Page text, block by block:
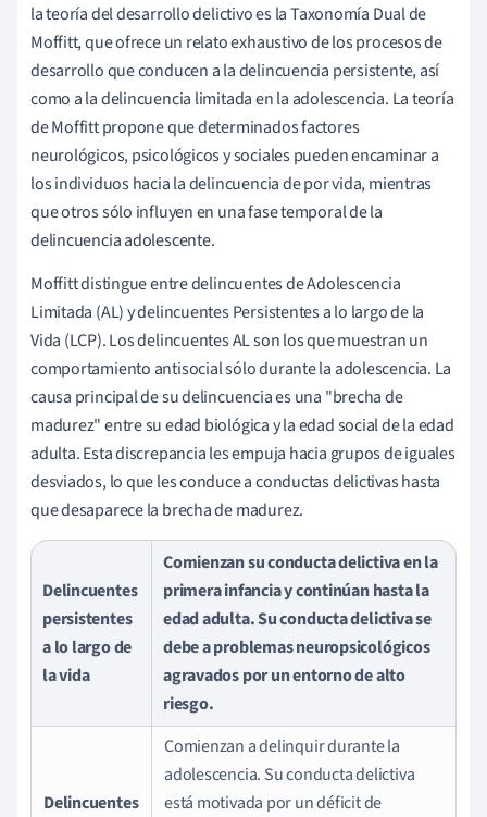
la teoría del desarrollo delictivo es la Taxonomía Dual de
Moffitt, que ofrece un relato exhaustivo de los procesos de
desarrollo que conducen a la delincuencia persistente, así
como a la delincuencia limitada en la adolescencia. La teoría
de Moffitt propone que determinados factores
neurológicos, psicológicos y sociales pueden encaminar a
los individuos hacia la delincuencia de por vida, mientras
que otros sólo influyen en una fase temporal de la
delincuencia adolescente.
Moffitt distingue entre delincuentes de Adolescencia
Limitada (AL) y delincuentes Persistentes a lo largo de la
Vida (LCP). Los delincuentes AL son los que muestran un
comportamiento antisocial sólo durante la adolescencia. La
causa principal de su delincuencia es una "brecha de
madurez" entre su edad biológica y la edad social de la edad
adulta. Esta discrepancia les empuja hacia grupos de iguales
desviados, lo que les conduce a conductas delictivas hasta
que desaparece la brecha de madurez.
Delincuentes
persistentes
a lo largo de
la vida
Comienzan su conducta delictiva en la
primera infancia y continúan hasta la
edad adulta. Su conducta delictiva se
debe a problemas neuropsicológicos
agravados por un entorno de alto
riesgo.
Delincuentes
Comienzan a delinquir durante la
adolescencia. Su conducta delictiva
está motivada por un déficit de